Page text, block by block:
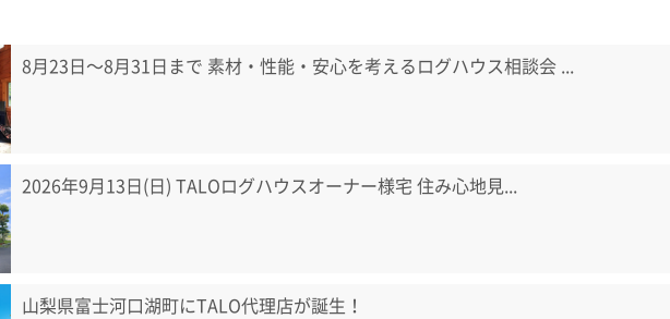
8月23日〜8月31日まで 素材・性能・安心を考えるログハウス相談会 ...
2026年9月13日(日) TALOログハウスオーナー様宅 住み心地見...
山梨県富士河口湖町にTALO代理店が誕生！